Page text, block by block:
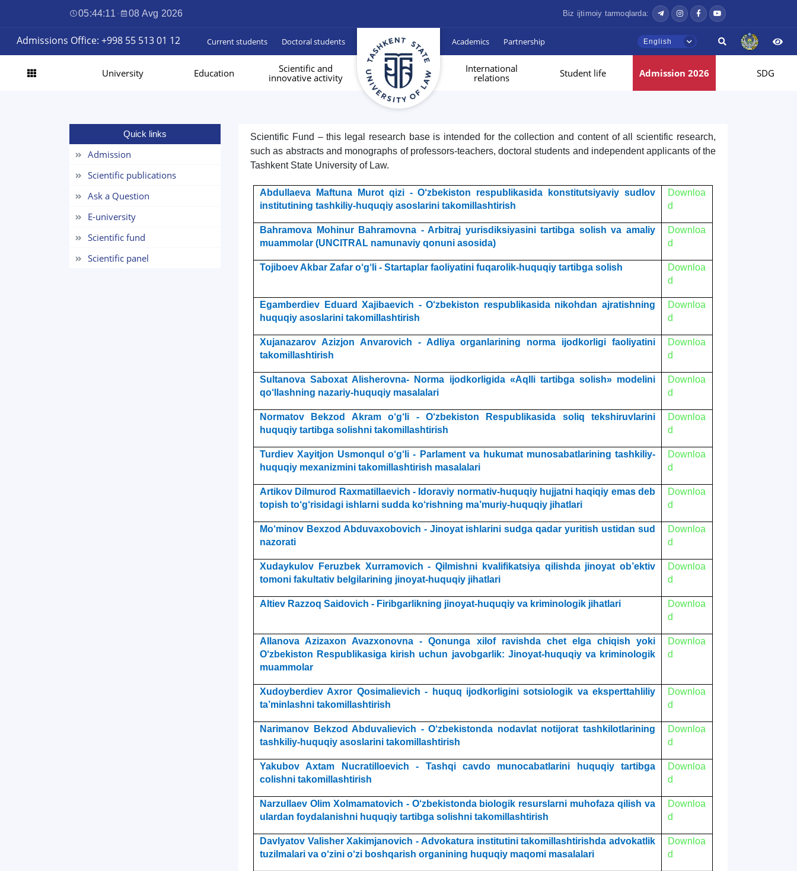
05:44:12 · 08 Avg 2026 Biz ijtimoiy tarmoqlarda:
Admissions Office: +998 55 513 01 12 Current students Doctoral students Academics Partnership English
University Education
Scientific and
innovative activity
International
relations
Student life Admission 2026 SDG
Quick links
Admission
Scientific publications
Ask a Question
E-university
Scientific fund
Scientific panel
Scientific Fund – this legal research base is intended for the collection and content of all scientific research,
such as abstracts and monographs of professors-teachers, doctoral students and independent applicants of the
Tashkent State University of Law.
Abdullaeva Maftuna Murot qizi - O‘zbekiston respublikasida konstitutsiyaviy sudlov
institutining tashkiliy-huquqiy asoslarini takomillashtirish
Downloa
d
Bahramova Mohinur Bahramovna - Arbitraj yurisdiksiyasini tartibga solish va amaliy
muammolar (UNCITRAL namunaviy qonuni asosida)
Downloa
d
Tojiboev Akbar Zafar o‘g‘li - Startaplar faoliyatini fuqarolik-huquqiy tartibga solish
Downloa
d
Egamberdiev Eduard Xajibaevich - O‘zbekiston respublikasida nikohdan ajratishning
huquqiy asoslarini takomillashtirish
Downloa
d
Xujanazarov Azizjon Anvarovich - Adliya organlarining norma ijodkorligi faoliyatini
takomillashtirish
Downloa
d
Sultanova Saboxat Alisherovna- Norma ijodkorligida «Aqlli tartibga solish» modelini
qo‘llashning nazariy-huquqiy masalalari
Downloa
d
Normatov Bekzod Akram o‘g‘li - O‘zbekiston Respublikasida soliq tekshiruvlarini
huquqiy tartibga solishni takomillashtirish
Downloa
d
Turdiev Xayitjon Usmonqul o‘g‘li - Parlament va hukumat munosabatlarining tashkiliy-
huquqiy mexanizmini takomillashtirish masalalari
Downloa
d
Artikov Dilmurod Raxmatillaevich - Idoraviy normativ-huquqiy hujjatni haqiqiy emas deb
topish to‘g‘risidagi ishlarni sudda ko‘rishning ma’muriy-huquqiy jihatlari
Downloa
d
Mo‘minov Bexzod Abduvaxobovich - Jinoyat ishlarini sudga qadar yuritish ustidan sud
nazorati
Downloa
d
Xudaykulov Fеruzbеk Xurramovich - Qilmishni kvalifikatsiya qilishda jinoyat ob’еktiv
tomoni fakultativ bеlgilarining jinoyat-huquqiy jihatlari
Downloa
d
Altiev Razzoq Saidovich - Firibgarlikning jinoyat-huquqiy va kriminologik jihatlari
Downloa
d
Allanova Azizaxon Avazxonovna - Qonunga xilof ravishda chet elga chiqish yoki
O‘zbekiston Respublikasiga kirish uchun javobgarlik: Jinoyat-huquqiy va kriminologik
muammolar
Downloa
d
Xudoyberdiev Axror Qosimalievich - huquq ijodkorligini sotsiologik va eksperttahliliy
ta’minlashni takomillashtirish
Downloa
d
Narimanov Bekzod Abduvalievich - O‘zbekistonda nodavlat notijorat tashkilotlarining
tashkiliy-huquqiy asoslarini takomillashtirish
Downloa
d
Yakubov Axtam Nucratilloevich - Tashqi cavdo munocabatlarini huquqiy tartibga
colishni takomillashtirish
Downloa
d
Narzullaev Olim Xolmamatovich - O‘zbekistonda biologik resurslarni muhofaza qilish va
ulardan foydalanishni huquqiy tartibga solishni takomillashtirish
Downloa
d
Davlyatov Valisher Xakimjanovich - Advokatura institutini takomillashtirishda advokatlik
tuzilmalari va o‘zini o‘zi boshqarish organining huquqiy maqomi masalalari
Downloa
d